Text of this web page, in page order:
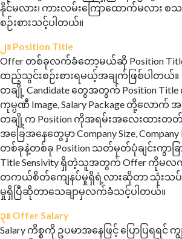
နိုင်မလား၊ ကားလမ်းကြောထောက်မလား
စဉ်းစားသင့်ပါတယ်။
၂။ Position Title
Offer တစ်ခုလက်ခံတော့မယ်ဆို Position
ထည့်သွင်းစဉ်းစားရမယ့်အချက်ဖြစ်ပါတယ်။
တချို့ Candidate တွေအတွက် Position
ကုမ္ပဏီ Image, Salary Package တို့လောက်
တချို့က Position ကိုအရမ်းအလေးထားတ
အခြေအနေတွေမှာ Company Size,
တစ်ခုနဲ့တစ်ခု Position သတ်မှတ်ပုံချင်းကွာခ
Title Sensivity ရှိတဲ့သူအတွက် Offer ကိုမလ
တကယ်စိတ်ကျေနပ်မှုရှိရဲ့လားဆိုတာ သုံးသပ်
မှုရှိပြီဆိုတာသေချာမှလက်ခံသင့်ပါတယ်။
၃။ Offer Salary
Salary ကိစ္စကို ဥပမာအနေဖြင့် ပြောပြရရင် က